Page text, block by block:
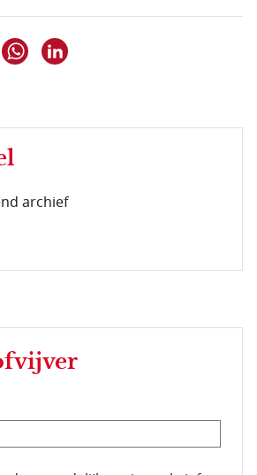
X
item op Bluesky
Deel dit item op Facebook
Delen via WhatsApp
archief